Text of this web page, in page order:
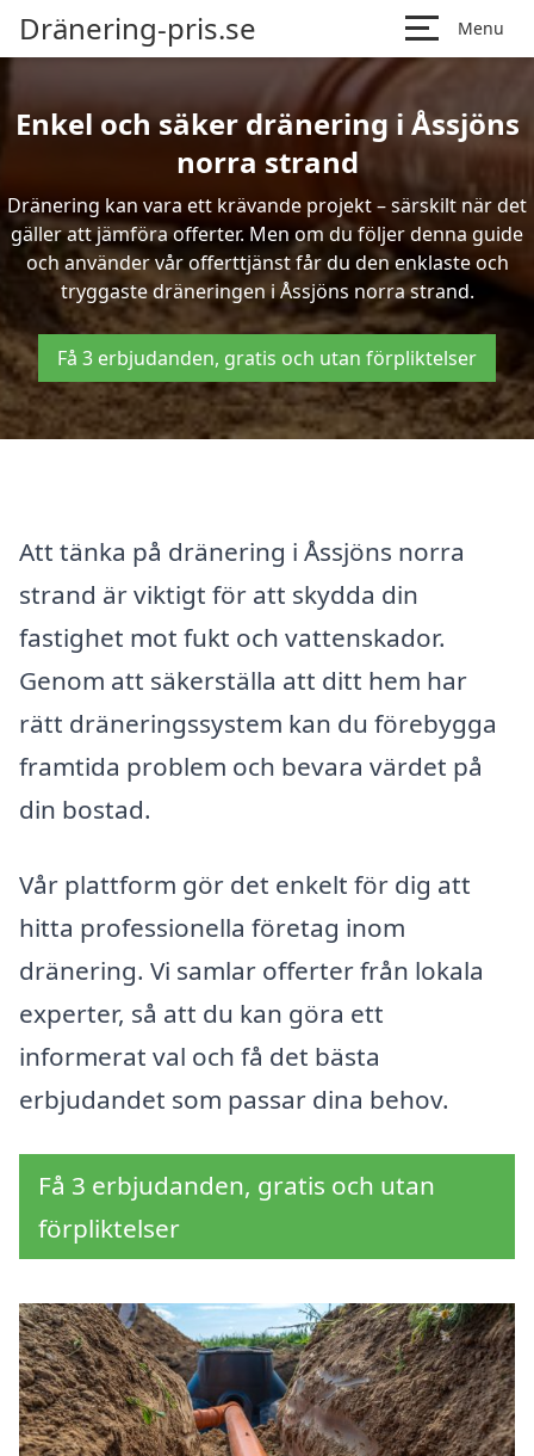
Dränering-pris.se Menu
Enkel och säker dränering i Åssjöns
norra strand
Dränering kan vara ett krävande projekt – särskilt när det
gäller att jämföra offerter. Men om du följer denna guide
och använder vår offerttjänst får du den enklaste och
tryggaste dräneringen i Åssjöns norra strand.
Få 3 erbjudanden, gratis och utan förpliktelser
Att tänka på dränering i Åssjöns norra
strand är viktigt för att skydda din
fastighet mot fukt och vattenskador.
Genom att säkerställa att ditt hem har
rätt dräneringssystem kan du förebygga
framtida problem och bevara värdet på
din bostad.
Vår plattform gör det enkelt för dig att
hitta professionella företag inom
dränering. Vi samlar offerter från lokala
experter, så att du kan göra ett
informerat val och få det bästa
erbjudandet som passar dina behov.
Få 3 erbjudanden, gratis och utan
förpliktelser